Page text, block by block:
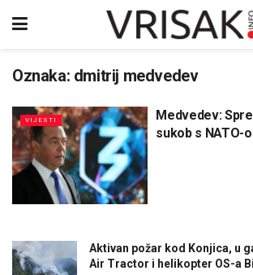
Oznaka: dmitrij medvedev
VIJESTI
Medvedev:
sukob s NATO-
Aktivan požar kod Konjica, u
Air Tractor i helikopter OS-a